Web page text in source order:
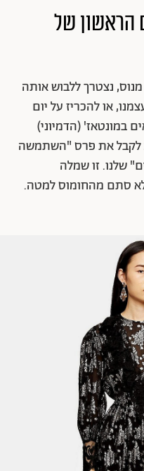
הראשון של
נצטרך ללבוש אותה
או להכריז על יום
במונטאז' (הדמיוני)
לקבל את פרס "השתמשה
שלנו. זו שמלה
סתם מהחומוס למטה.